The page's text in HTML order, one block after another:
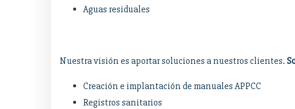
Aguas residuales
Nuestra visión es aportar soluciones a nuestros clientes.
Creación e implantación de manuales APPCC
Registros sanitarios